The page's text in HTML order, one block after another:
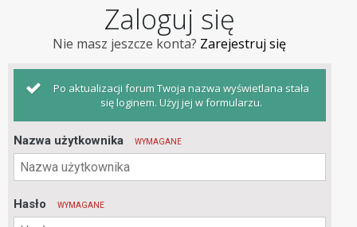
Zaloguj się
Nie masz jeszcze konta? Zarejestruj się
Po aktualizacji forum Twoja nazwa wyświetlana stała
się loginem. Użyj jej w formularzu.
Nazwa użytkownika WYMAGANE
Hasło WYMAGANE